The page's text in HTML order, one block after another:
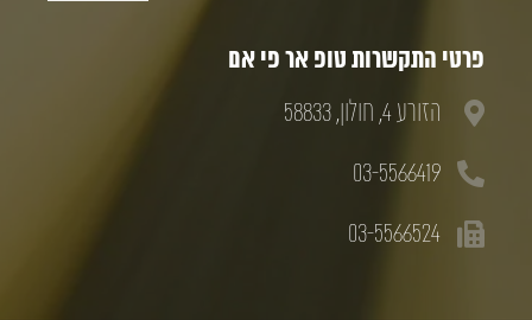
פרטי התקשרות טופ אר פי אם
הזורע 4, חולון, 58833
03-5566419
03-5566524